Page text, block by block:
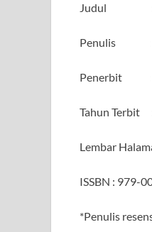
Judul :
Penulis :
Penerbit :
Tahun Terbit
Lembar
ISSBN : 979-
*Penulis